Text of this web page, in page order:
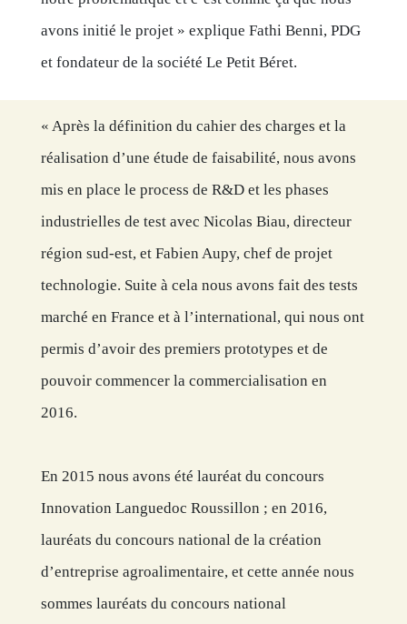
avons initié le projet » explique Fathi Benni, PDG
et fondateur de la société Le Petit Béret.
« Après la définition du cahier des charges et la
réalisation d’une étude de faisabilité, nous avons
mis en place le process de R&D et les phases
industrielles de test avec Nicolas Biau, directeur
région sud-est, et Fabien Aupy, chef de projet
technologie. Suite à cela nous avons fait des tests
marché en France et à l’international, qui nous ont
permis d’avoir des premiers prototypes et de
pouvoir commencer la commercialisation en
2016.
En 2015 nous avons été lauréat du concours
Innovation Languedoc Roussillon ; en 2016,
lauréats du concours national de la création
d’entreprise agroalimentaire, et cette année nous
sommes lauréats du concours national